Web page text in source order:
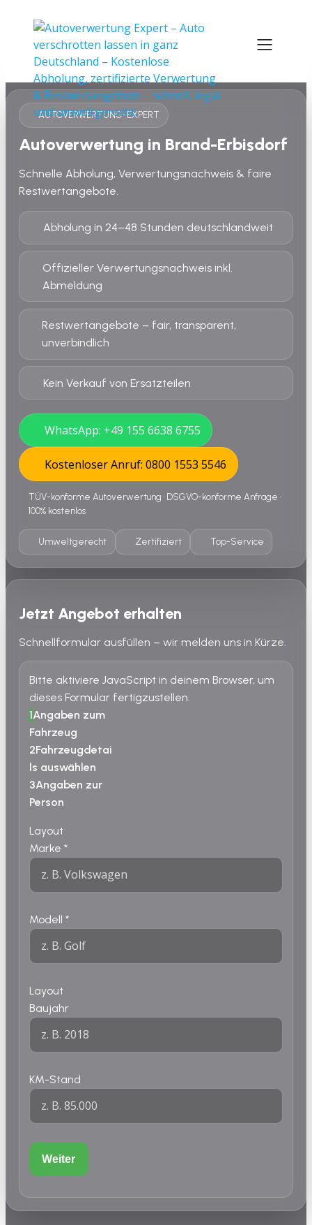
AUTOVERWERTUNG-EXPERT
Autoverwertung in Brand-Erbisdorf
Schnelle Abholung, Verwertungsnachweis & faire
Restwertangebote.
Abholung in 24–48 Stunden deutschlandweit
Offizieller Verwertungsnachweis inkl.
Abmeldung
Restwertangebote – fair, transparent,
unverbindlich
Kein Verkauf von Ersatzteilen
WhatsApp: +49 155 6638 6755
Kostenloser Anruf: 0800 1553 5546
TÜV-konforme Autoverwertung • DSGVO-konforme Anfrage •
100% kostenlos
Umweltgerecht Zertifiziert Top-Service
Jetzt Angebot erhalten
Schnellformular ausfüllen – wir melden uns in Kürze.
Bitte aktiviere JavaScript in deinem Browser, um
dieses Formular fertigzustellen.
1Angaben zum
Fahrzeug
2Fahrzeugdetai
ls auswählen
3Angaben zur
Person
Layout
Marke *
Modell *
Layout
Baujahr
KM-Stand
Weiter